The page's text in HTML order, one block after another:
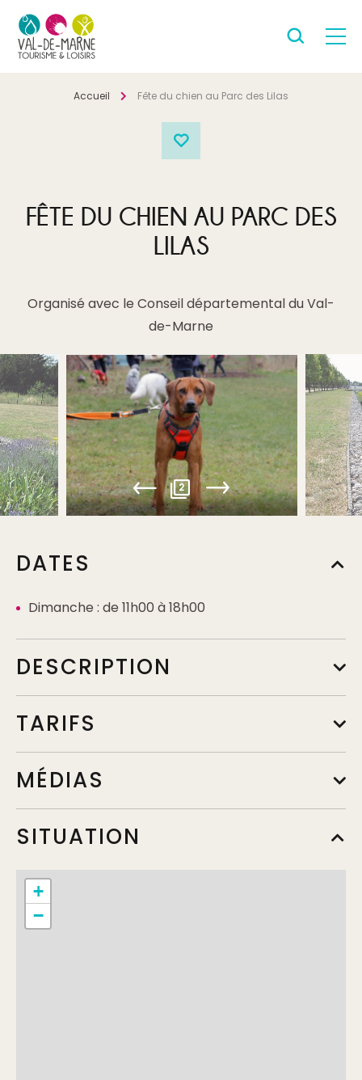
Accueil Fête du chien au Parc des Lilas
FÊTE DU CHIEN AU PARC DES
LILAS
Organisé avec le Conseil départemental du Val-
de-Marne
2
DATES
Dimanche : de 11h00 à 18h00
DESCRIPTION
TARIFS
MÉDIAS
SITUATION
+
−